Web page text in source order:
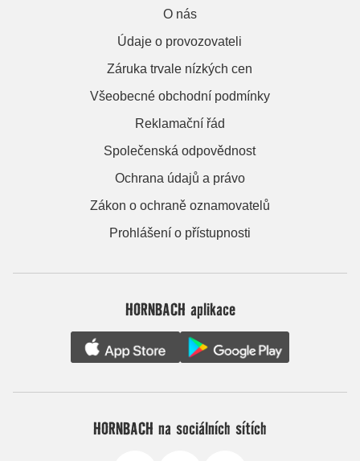
O nás
Údaje o provozovateli
Záruka trvale nízkých cen
Všeobecné obchodní podmínky
Reklamační řád
Společenská odpovědnost
Ochrana údajů a právo
Zákon o ochraně oznamovatelů
Prohlášení o přístupnosti
HORNBACH aplikace
HORNBACH na sociálních sítích